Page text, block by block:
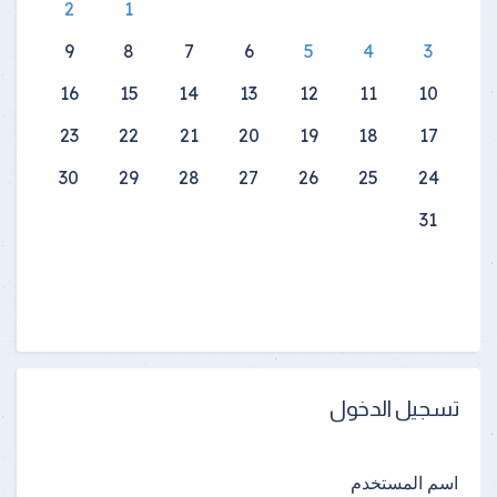
1
2
3
4
5
6
7
8
9
10
11
12
13
14
15
16
17
18
19
20
21
22
23
24
25
26
27
28
29
30
31
تسجيل الدخول
اسم المستخدم